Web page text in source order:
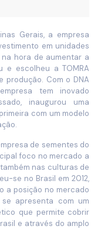
Gerais, a empresa
em unidades
hora de aumentar a
e escolheu a TOMRA
produção. Com o DNA
tem inovado
inaugurou uma
com um modelo
de sementes do
foco no mercado a
nas culturas de
se no Brasil em 2012,
a posição no mercado
apresenta com um
que permite cobrir
e através do amplo